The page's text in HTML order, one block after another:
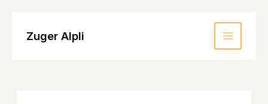
Inhalt
springen
Zuger Alpli
MAIN